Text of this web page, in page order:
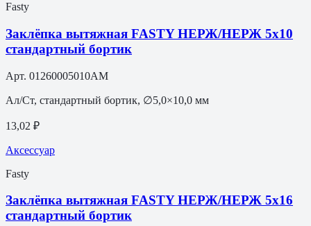
Fasty
Заклёпка вытяжная FASTY НЕРЖ/НЕРЖ 5х10
стандартный бортик
Арт. 01260005010AM
Ал/Ст, стандартный бортик, ∅5,0×10,0 мм
13,02 ₽
Аксессуар
Fasty
Заклёпка вытяжная FASTY НЕРЖ/НЕРЖ 5х16
стандартный бортик